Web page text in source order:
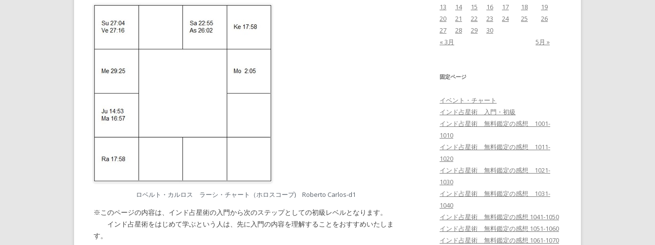
ロベルト・カルロス ラーシ・チャート（ホロスコープ) Roberto Carlos-d1
※このページの内容は、インド占星術の入門から次のステップとしての初級レベルとなります。
インド占星術をはじめて学ぶという人は、先に入門の内容を理解することをおすすめいたしま
す。
« 3月 5月 »
13
14 15 16 17 18
19
20
21 22 23 24 25
26
27
28 29 30
固定ページ
イベント・チャート
インド占星術 入門・初級
インド占星術 無料鑑定の感想 1001-
1010
インド占星術 無料鑑定の感想 1011-
1020
インド占星術 無料鑑定の感想 1021-
1030
インド占星術 無料鑑定の感想 1031-
1040
インド占星術 無料鑑定の感想 1041-1050
インド占星術 無料鑑定の感想 1051-1060
インド占星術 無料鑑定の感想 1061-1070